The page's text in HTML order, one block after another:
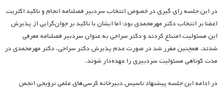
در این جلسه رای گیری در خصوص انتخاب سردبیر فصلنامه انجام و تاکید اکثریت
اعضا بر انتخاب دکتر مهرمحمدی بود؛ اما ایشان با تاکید بر جوان‌گرایی از پذیرش
این مسئولیت امتناع کردند و دکتر سراجی به عنوان سردبیر فصلنامه معرفی
شدند. همچنین مقرر شد در صورت عدم پذیرش دکتر سراجی، دکتر مهرمحمدی در
مدت کوتاهی مسئولیت سردبیری را عهده‌دار شوند.
در ادامه این جلسه پیشنهاد تاسیس دبیرخانه کرسی‌های علمی ترویجی انجمن